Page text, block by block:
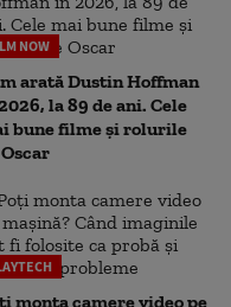
NOW
arată Dustin Hoffman
la 89 de ani. Cele
bune filme și rolurile
monta camere video pe